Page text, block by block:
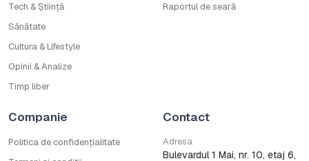
Tech & Știință
Sănătate
Cultura & Lifestyle
Opinii & Analize
Timp liber
Raportul de seară
Companie
Politica de confidențialitate
Contact
Adresa
Bulevardul 1 Mai, nr. 10, etaj 6,